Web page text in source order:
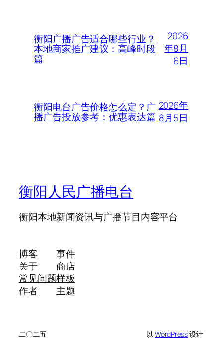
衡阳广播广告适合哪些行业？
本地商家推广建议：高峰时段
篇
2026
年8月
6日
衡阳电台广告价格怎么定？广
播广告投放参考：优惠表达篇
2026年
8月5日
衡阳人民广播电台
衡阳本地新闻资讯与广播节目内容平台
博客
关于
常见问题
作者
事件
商店
样板
主题
二〇二五 以WordPress设计